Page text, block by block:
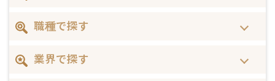
職種で探す
業界で探す